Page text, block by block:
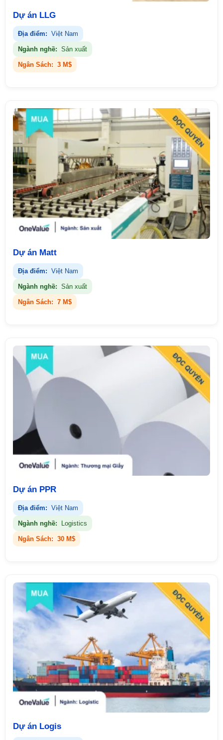
Dự án LLG
Địa điểm: Việt Nam
Ngành nghề: Sản xuất
Ngân Sách: 3 M$
Dự án Matt
Địa điểm: Việt Nam
Ngành nghề: Sản xuất
Ngân Sách: 7 M$
Dự án PPR
Địa điểm: Việt Nam
Ngành nghề: Logistics
Ngân Sách: 30 M$
Dự án Logis